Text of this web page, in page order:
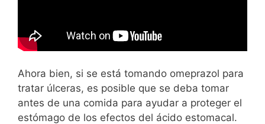
Ahora bien, si se está tomando omeprazol para
tratar úlceras, es posible que se deba tomar
antes de una comida para ayudar a proteger el
estómago de los efectos del ácido estomacal.